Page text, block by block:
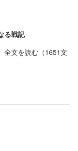
る戦記
全文を読む（1651文